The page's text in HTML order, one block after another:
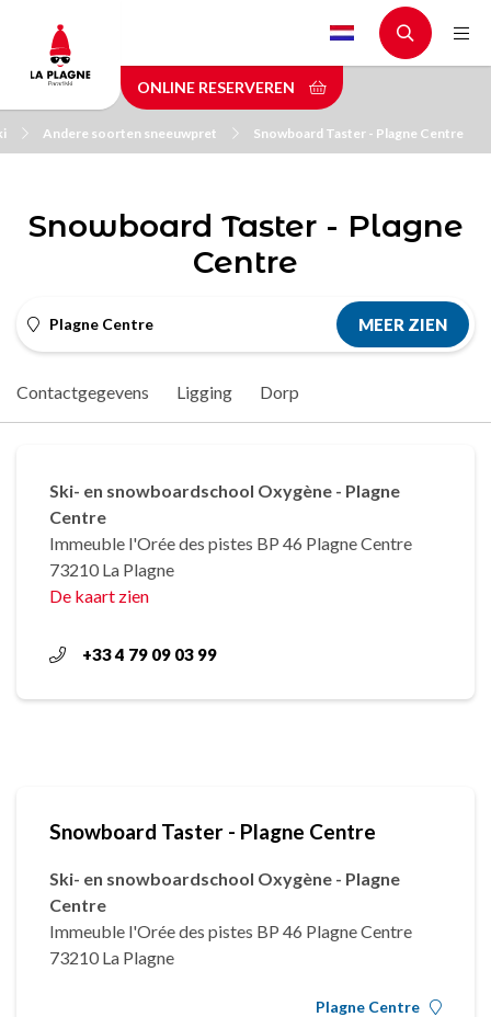
main
content
ONLINE RESERVEREN
Andere soorten sneeuwpret Snowboard Taster - Plagne Centre
Snowboard Taster - Plagne
Centre
Plagne Centre MEER ZIEN
Contactgegevens Ligging Dorp
Ski- en snowboardschool Oxygène - Plagne
Centre
Immeuble l'Orée des pistes BP 46 Plagne Centre
73210 La Plagne
De kaart zien
+33 4 79 09 03 99
Snowboard Taster - Plagne Centre
Ski- en snowboardschool Oxygène - Plagne
Centre
Immeuble l'Orée des pistes BP 46 Plagne Centre
73210 La Plagne
Plagne Centre